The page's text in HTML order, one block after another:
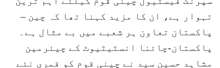
تہوار ہے، ان کا مزید کہنا تھا کہ چین –
پاکستان تعاون ہر شعبے میں بے مثال ہے۔
پاکستان-چائنا انسٹیٹیوٹ کے چیئرمین
مشاہد حسین سید نے چینی قوم کو قمری نئے